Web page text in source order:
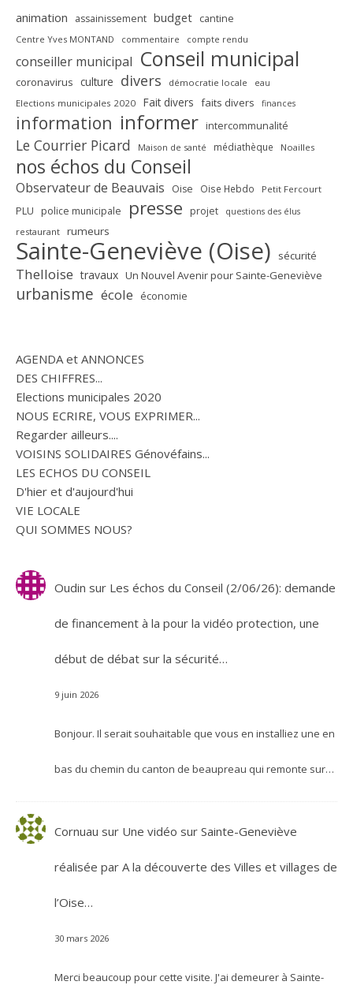
animation assainissement budget cantine
Centre Yves MONTAND commentaire compte rendu
conseiller municipal Conseil municipal
coronavirus culture divers démocratie locale eau
Elections municipales 2020 Fait divers faits divers finances
information informer intercommunalité
Le Courrier Picard Maison de santé médiathèque Noailles
nos échos du Conseil
Observateur de Beauvais Oise Oise Hebdo Petit Fercourt
PLU police municipale presse projet questions des élus
restaurant rumeurs
Sainte-Geneviève (Oise) sécurité
Thelloise travaux Un Nouvel Avenir pour Sainte-Geneviève
urbanisme école économie
AGENDA et ANNONCES
DES CHIFFRES...
Elections municipales 2020
NOUS ECRIRE, VOUS EXPRIMER...
Regarder ailleurs....
VOISINS SOLIDAIRES Génovéfains...
LES ECHOS DU CONSEIL
D'hier et d'aujourd'hui
VIE LOCALE
QUI SOMMES NOUS?
Oudin sur Les échos du Conseil (2/06/26): demande
de financement à la pour la vidéo protection, une
début de débat sur la sécurité…
9 juin 2026
Bonjour. Il serait souhaitable que vous en installiez une en
bas du chemin du canton de beaupreau qui remonte sur…
Cornuau sur Une vidéo sur Sainte-Geneviève
réalisée par A la découverte des Villes et villages de
l’Oise…
30 mars 2026
Merci beaucoup pour cette visite. J'ai demeurer à Sainte-